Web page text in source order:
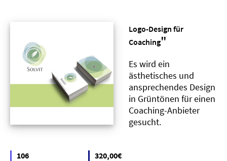
Logo-Design für
Coaching"
Es wird ein
ästhetisches und
ansprechendes Design
in Grüntönen für einen
Coaching-Anbieter
gesucht.
106
320,00€